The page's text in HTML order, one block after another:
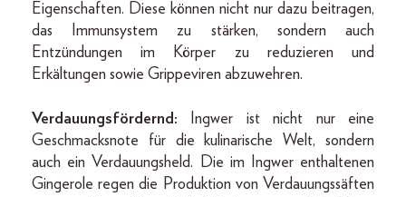
Eigenschaften. Diese können nicht nur dazu beitragen,
das Immunsystem zu stärken, sondern auch
Entzündungen im Körper zu reduzieren und
Erkältungen sowie Grippeviren abzuwehren.
Verdauungsfördernd:
Ingwer ist nicht nur eine
Geschmacksnote für die kulinarische Welt, sondern
auch ein Verdauungsheld. Die im Ingwer enthaltenen
Gingerole regen die Produktion von Verdauungssäften